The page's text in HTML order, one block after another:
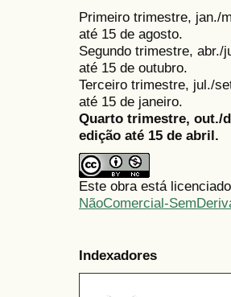
Primeiro trimestre, jan./
até 15 de agosto.
Segundo trimestre, abr./
até 15 de outubro.
Terceiro trimestre, jul./
até 15 de janeiro.
Quarto trimestre, out./
edição até 15 de abril.
Este obra está
NãoComercial-
Indexadores